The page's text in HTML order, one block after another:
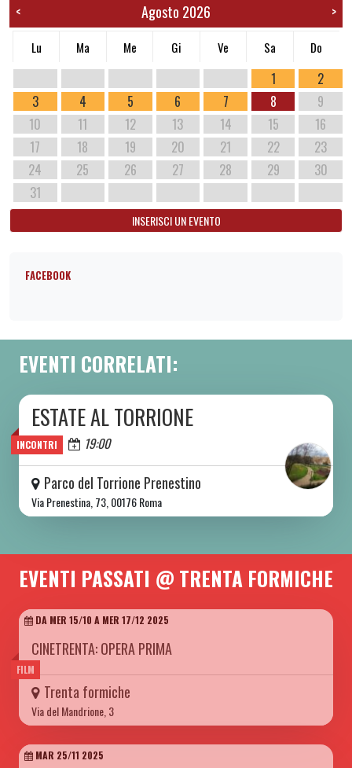
< Agosto 2026 >
Lu Ma Me Gi Ve Sa Do
1
2
3
4 5 6 7 8
9
10
11 12 13 14 15
16
17
18 19 20 21 22
23
24
25 26 27 28 29
30
31
INSERISCI UN EVENTO
FACEBOOK
EVENTI CORRELATI:
INCONTRI
DA SAB 06/06 A SAB 08/08 2026
ESTATE AL TORRIONE
Oggi 19:00
Parco del Torrione Prenestino
Via Prenestina, 73, 00176 Roma
EVENTI PASSATI @ TRENTA FORMICHE
FILM
DA MER 15/10 A MER 17/12 2025
CINETRENTA: OPERA PRIMA
Trenta formiche
Via del Mandrione, 3
MAR 25/11 2025